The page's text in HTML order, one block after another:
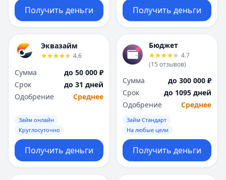
Получить деньги Получить деньги
Эквазайм
4.6
Сумма
до 50 000 ₽
Срок
до 31 дней
Одобрение
Среднее
Займ онлайн
Круглосуточно
Получить деньги
Бюджет
4.7
(15 отзывов)
Сумма
до 300 000 ₽
Срок
до 1095 дней
Одобрение
Среднее
Займ Стандарт
На любые цели
Получить деньги